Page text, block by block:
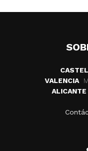
VALENCIA
ALICANTE